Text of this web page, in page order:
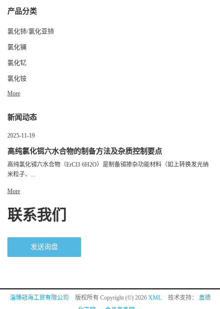
产品分类
氯化铈/氯化亚铈
氯化镧
氯化钇
氯化铵
More
新闻动态
2025-11-19
高纯氯化铒六水合物的制备方法及杂质控制要点
高纯氯化铒六水合物（ErCl3·6H2O）是制备铒掺杂功能材料（如上转换发光纳
米粒子、...
More
联系我们
发送询盘
淄博冠海工贸有限公司 版权所有 Copyright (©) 2026 XML 技术支持： 盖德